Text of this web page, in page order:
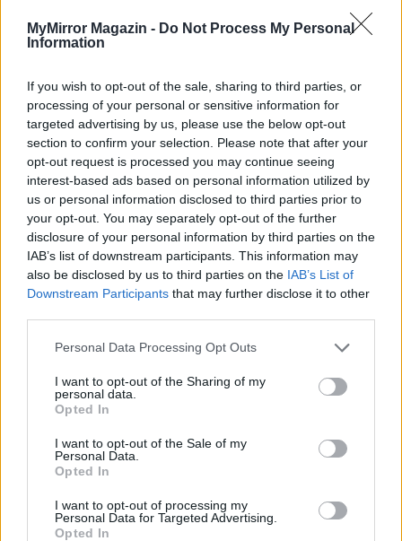
MyMirror Magazin - Do Not Process My Personal
Information
If you wish to opt-out of the sale, sharing to third parties, or
processing of your personal or sensitive information for
targeted advertising by us, please use the below opt-out
section to confirm your selection. Please note that after your
opt-out request is processed you may continue seeing
interest-based ads based on personal information utilized by
us or personal information disclosed to third parties prior to
your opt-out. You may separately opt-out of the further
disclosure of your personal information by third parties on the
IAB’s list of downstream participants. This information may
also be disclosed by us to third parties on the IAB’s List of
Downstream Participants that may further disclose it to other
Personal Data Processing Opt Outs
I want to opt-out of the Sharing of my
personal data.
Opted In
I want to opt-out of the Sale of my
Personal Data.
Opted In
I want to opt-out of processing my
Personal Data for Targeted Advertising.
Opted In
next time I comment.
Notify me of new posts by email.